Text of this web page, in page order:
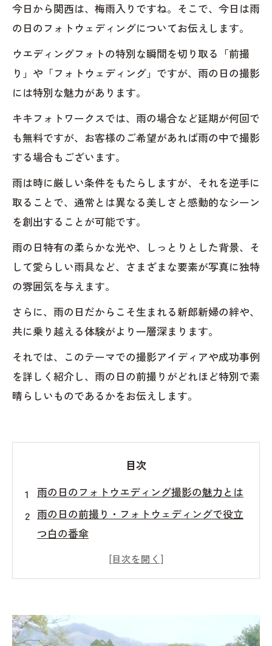
今日から関西は、梅雨入りですね。そこで、今日は雨
の日のフォトウェディングについてお伝えします。
ウエディングフォトの特別な瞬間を切り取る「前撮
り」や「フォトウェディング」ですが、雨の日の撮影
には特別な魅力があります。
キキフォトワークスでは、雨の場合など延期が何回で
も無料ですが、お客様のご希望があれば雨の中で撮影
する場合もございます。
雨は時に厳しい条件をもたらしますが、それを逆手に
取ることで、通常とは異なる美しさと感動的なシーン
を創出することが可能です。
雨の日特有の柔らかな光や、しっとりとした背景、そ
して愛らしい雨具など、さまざまな要素が写真に独特
の雰囲気を与えます。
さらに、雨の日だからこそ生まれる新郎新婦の絆や、
共に乗り越える体験がより一層深まります。
それでは、このテーマでの撮影アイディアや成功事例
を詳しく紹介し、雨の日の前撮りがどれほど特別で素
晴らしいものであるかをお伝えします。
目次
雨の日のフォトウエディング撮影の魅力とは
雨の日の前撮り・フォトウェディングで役立
つ白の番傘
雨の日のフォトウェディング撮影の例をご紹
介します
雨の日のフォトウェディング・前撮りのまと
め